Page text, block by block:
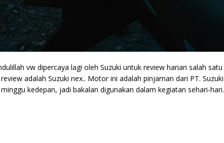
vw dipercaya lagi oleh Suzuki untuk review harian salah satu
adalah Suzuki nex.. Motor ini adalah pinjaman dari PT. Suzuki
kedepan, jadi bakalan digunakan dalam kegiatan sehari-hari.